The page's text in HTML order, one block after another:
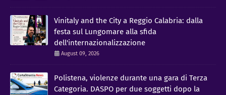
Vinitaly and the City a Reggio Calabria: dalla
festa sul Lungomare alla sfida
dell'internazionalizzazione
August 09, 2026
Polistena, violenze durante una gara di Terza
Categoria. DASPO per due soggetti dopo la